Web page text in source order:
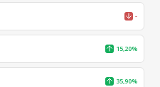
-
15,20%
35,90%